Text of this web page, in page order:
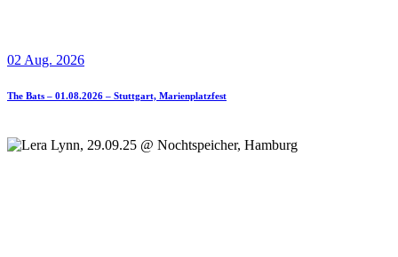
02 Aug. 2026
The Bats – 01.08.2026 – Stuttgart, Marienplatzfest